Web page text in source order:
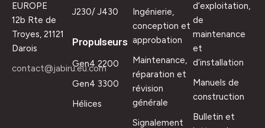
EUROPE
12b Rte de
Troyes, 21121
Darois
contact@jabiru.eu.com
J230/ J430
Propulseurs
Gen4 2200
Gen4 3300
Hélices
Ingénierie,
conception et
approbation
Maintenance,
réparation et
révision
générale
Signalement
d’exploitation,
de
maintenance
et
d’installation
Manuels de
construction
Bulletin et